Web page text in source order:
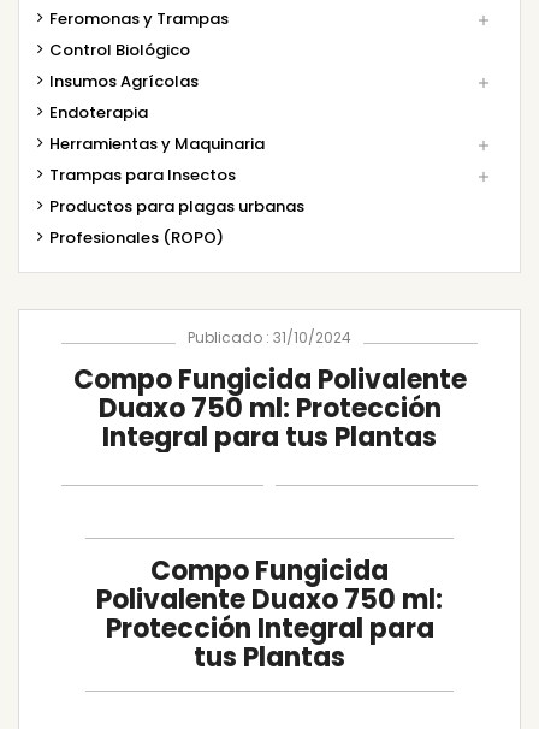
Feromonas y Trampas 
Control Biológico
Insumos Agrícolas

Endoterapia
Herramientas y Maquinaria

Trampas para Insectos 
Productos para plagas urbanas
Profesionales (ROPO)
Publicado : 31/10/2024
Compo Fungicida Polivalente
Duaxo 750 ml: Protección
Integral para tus Plantas
Compo Fungicida
Polivalente Duaxo 750 ml:
Protección Integral para
tus Plantas